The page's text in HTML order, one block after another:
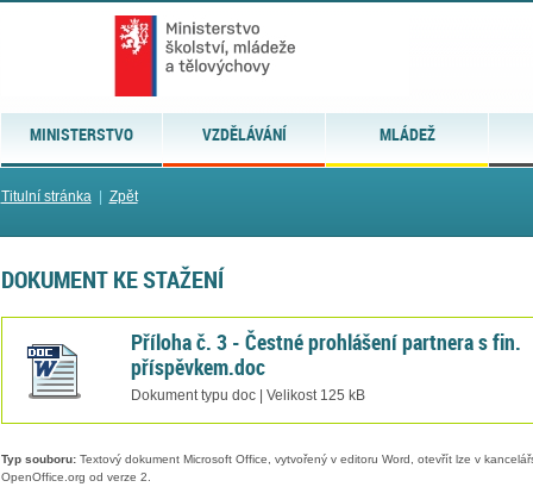
MINISTERSTVO VZDĚLÁVÁNÍ MLÁDEŽ
Titulní stránka| Zpět
DOKUMENT KE STAŽENÍ
Příloha č. 3 - Čestné prohlášení partnera s fin.
příspěvkem.doc
Dokument typu doc | Velikost 125 kB
Typ souboru:Textový dokument Microsoft Office, vytvořený v editoru Word, otevřít lze v
OpenOffice.org od verze 2.